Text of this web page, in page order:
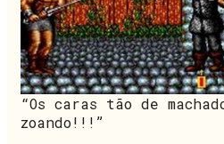
“Os caras tão de
zoando!!!”